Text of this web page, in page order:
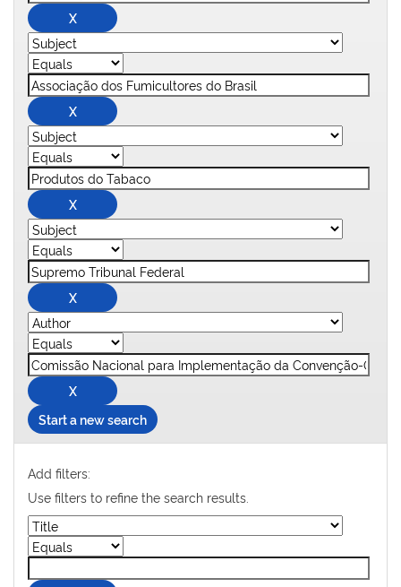
Start a new search
Add filters:
Use filters to refine the search results.